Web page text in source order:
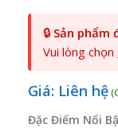
🔒 Sản phẩm
Vui lòng chọn
Giá: Liên hệ
Đặc Điểm Nổi